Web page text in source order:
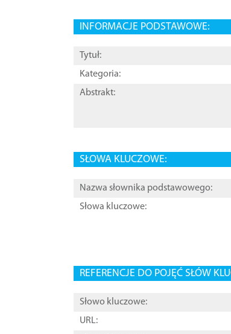
INFORMACJE PODSTAWOWE:
Tytuł:
Kategoria:
Abstrakt:
SŁOWA KLUCZOWE:
Nazwa słownika podstawowego:
Słowa kluczowe:
REFERENCJE DO POJĘĆ SŁÓW
Słowo kluczowe:
URL: